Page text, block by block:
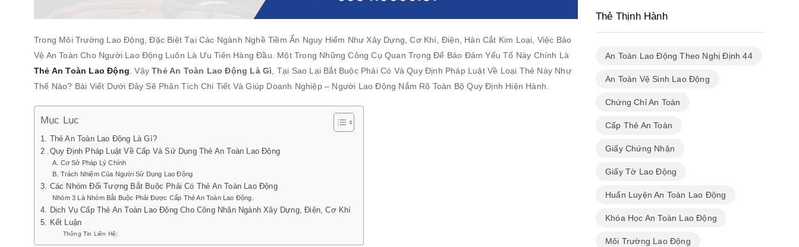
Trong Môi Trường Lao Động, Đặc Biệt Tại Các Ngành Nghề Tiềm Ẩn Nguy Hiểm Như Xây Dựng, Cơ Khí, Điện, Hàn Cắt Kim Loại, Việc Bảo
Vệ An Toàn Cho Người Lao Động Luôn Là Ưu Tiên Hàng Đầu. Một Trong Những Công Cụ Quan Trọng Để Bảo Đảm Yếu Tố Này Chính Là
Thẻ An Toàn Lao Động. VậyThẻ An Toàn Lao Động Là Gì, Tại Sao Lại Bắt Buộc Phải Có Và Quy Định Pháp Luật Về Loại Thẻ Này Như
Thế Nào? Bài Viết Dưới Đây Sẽ Phân Tích Chi Tiết Và Giúp Doanh Nghiệp – Người Lao Động Nắm Rõ Toàn Bộ Quy Định Hiện Hành.
Mục Lục
1. Thẻ An Toàn Lao Động Là Gì?
2 .Quy Định Pháp Luật Về Cấp Và Sử Dụng Thẻ An Toàn Lao Động
A. Cơ Sở Pháp Lý Chính
B. Trách Nhiệm Của Người Sử Dụng Lao Động
3. Các Nhóm Đối Tượng Bắt Buộc Phải Có Thẻ An Toàn Lao Động
Nhóm 3 Là Nhóm Bắt Buộc Phải Được Cấp Thẻ An Toàn Lao Động.
4. Dịch Vụ Cấp Thẻ An Toàn Lao Động Cho Công Nhân Ngành Xây Dựng, Điện, Cơ Khí
5. Kết Luận
Thông Tin Liên Hệ:
Thẻ Thịnh Hành
An Toàn Lao Động Theo Nghị Định 44
An Toàn Vệ Sinh Lao Động
Chứng Chỉ An Toàn
Cấp Thẻ An Toàn
Giấy Chứng Nhận
Giấy Tờ Lao Động
Huấn Luyện An Toàn Lao Động
Khóa Học An Toàn Lao Động
Môi Trường Lao Động